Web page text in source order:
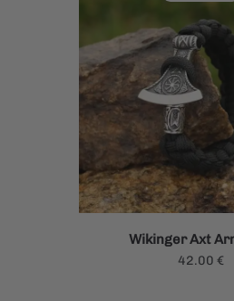
Wikinger Axt
42.00€